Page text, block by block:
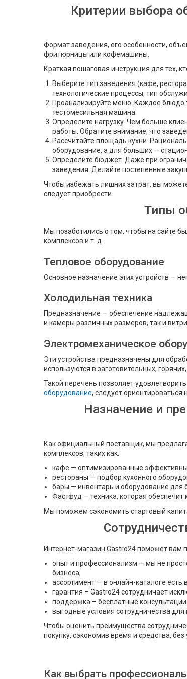
Критерии выбора
Формат заведения, его особенности,
фритюрницы или кофемашины.
Краткая пошаговая инструкция для тех,
Выберите тип заведения (кафе,
технологические процессы, тип
Проанализируйте меню. Каждое блюдо
тестомесильная машина.
Определите нагрузку. Чем больше
работы. Обратите внимание, что
Рассчитайте площадь кухни.
оборудование, а для больших —
Определите бюджет. Даже при
заведения. Делайте постепенные
Чтобы избежать лишних затрат, вы
следует приобрести.
Типы
Мы позаботились о том, чтобы на сайте
комплексов и т. д.
Тепловое оборудование
Основное назначение этих устройств —
Холодильная техника
Предназначение — обеспечение
и камеры различных размеров, так и
Электромеханическое
Эти устройства предназначены для
используются в заготовительных,
Такой перечень позволяет
оборудование, следует ориентироваться
Назначение и
Как официальный поставщик, мы
комплексов, таких как:
кафе — оптимизированные
рестораны — подбор кухонного
бары — инвентарь и оборудование для
Фастфуд — техника, которая
Мы поможем сэкономить стартовый
Интернет-магазин Gastro24 поможет вам
опыт и профессионализм — мы не
бизнеса;
ассортимент — в онлайн-каталоге
гарантия – Gastro24 сотрудничает
поддержка – бесплатные
выгодные условия сотрудничества
Чтобы оценить преимущества
покупку, сэкономив время и средства,
Как выбрать